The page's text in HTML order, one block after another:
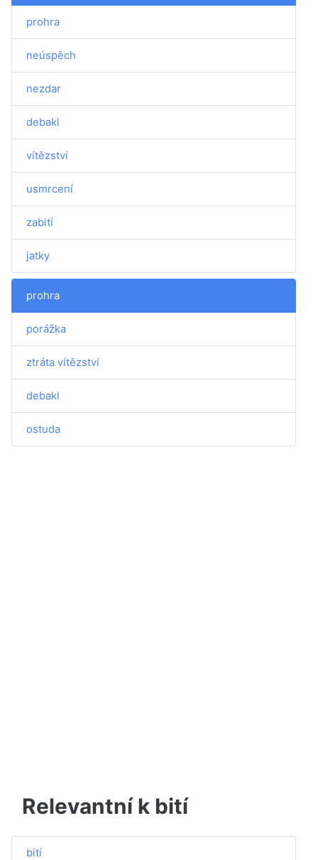
prohra
neúspěch
nezdar
debakl
vítězství
usmrcení
zabití
jatky
prohra
porážka
ztráta vítězství
debakl
ostuda
Relevantní k bití
bití